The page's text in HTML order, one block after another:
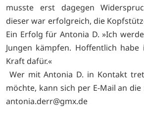
musste erst dagegen
dieser war erfolgreich, die
Ein Erfolg für Antonia D. »Ich
Jungen kämpfen. Hoffentlich
Kraft dafür.«
Wer mit Antonia D. in Kontakt
möchte, kann sich per E-Mail an die
antonia.derr@gmx.de